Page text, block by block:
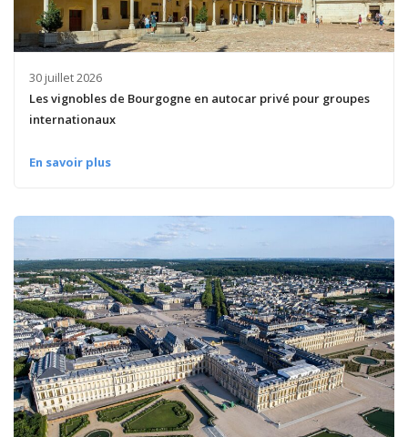
30 juillet 2026
Les vignobles de Bourgogne en autocar privé pour groupes
internationaux
En savoir plus